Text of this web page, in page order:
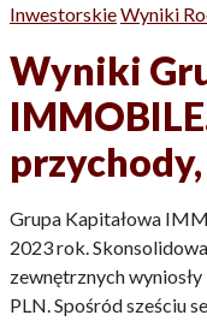
InwestorskieWyniki
Wyniki
Grupa Kapitałowa
2023 rok.
zewnętrznych
PLN. Spośród sześciu